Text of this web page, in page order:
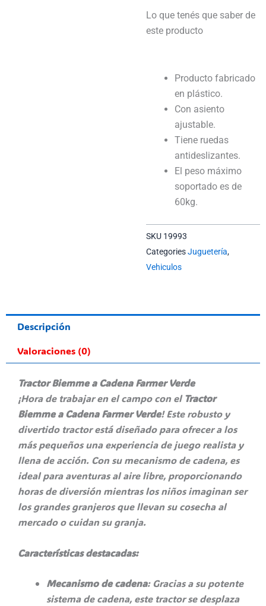
Lo que tenés que saber de
este producto
Producto fabricado
en plástico.
Con asiento
ajustable.
Tiene ruedas
antideslizantes.
El peso máximo
soportado es de
60kg.
SKU 19993
CategoriesJuguetería,
Vehiculos
Descripción
Valoraciones (0)
Tractor Biemme a Cadena Farmer Verde
¡Hora de trabajar en el campo con el Tractor
Biemme a Cadena Farmer Verde! Este robusto y
divertido tractor está diseñado para ofrecer a los
más pequeños una experiencia de juego realista y
llena de acción. Con su mecanismo de cadena, es
ideal para aventuras al aire libre, proporcionando
horas de diversión mientras los niños imaginan ser
los grandes granjeros que llevan su cosecha al
mercado o cuidan su granja.
Características destacadas:
Mecanismo de cadena: Gracias a su potente
sistema de cadena, este tractor se desplaza